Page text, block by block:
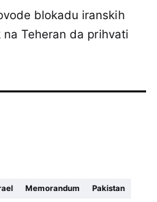
blokadu iranskih
Teheran da prihvati
Memorandum Pakistan